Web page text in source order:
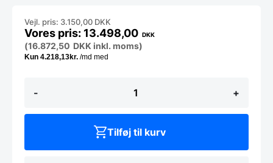
-
50
Gam
1v
+
13.498,00 DKK
Vejl. pris: 3.150,00 DKK
(16.872,50 DKK inkl. moms)
Tilføj til kurv